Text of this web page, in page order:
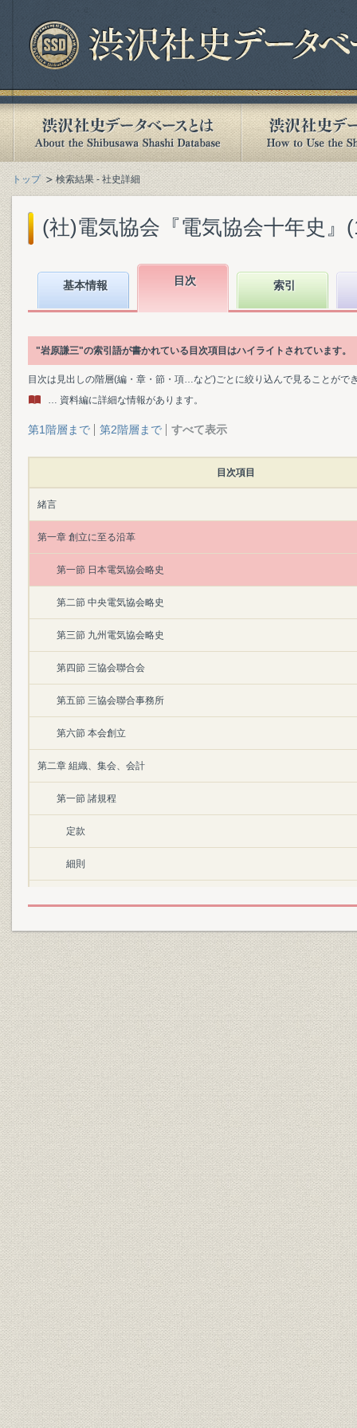
トップ 検索結果 - 社史詳細
(社)電気協会『電気協会十年史』
基本情報 目次 索引
"岩原謙三"の索引語が書かれている目次項目はハイライトされています。
目次は見出しの階層(編・章・節・項…など)ごとに絞り込んで見ることがで
… 資料編に詳細な情報があります。
第1階層まで 第2階層まで すべて表示
目次項目
緒言
第一章 創立に至る沿革
第一節 日本電気協会略史
第二節 中央電気協会略史
第三節 九州電気協会略史
第四節 三協会聯合会
第五節 三協会聯合事務所
第六節 本会創立
第二章 組織、集会、会計
第一節 諸規程
定款
細則
本会標章
其他
第二節 会員
第三節 役員並職員
第四節 集会
総会
役員会
各支部総会
第五節 会計
第三章 研究調査、資料蒐集、出版物
第一節 部会及部会総会
部会委員会
部会規程
支部部会委員聯合会
部会総会
電気鉄道技術研究会